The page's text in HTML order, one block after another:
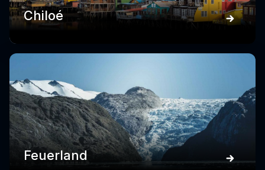
Chiloé
Feuerland